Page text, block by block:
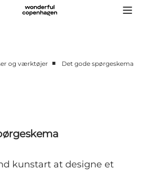
med os
Copenhagen
og værktøjer ■ Det gode spørgeskema
kunstart at designe et